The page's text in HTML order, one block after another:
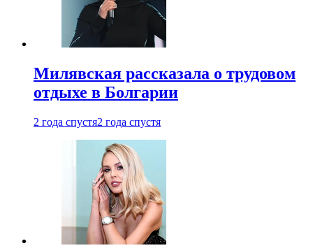
Милявская рассказала о трудовом
отдыхе в Болгарии
2 года спустя2 года спустя